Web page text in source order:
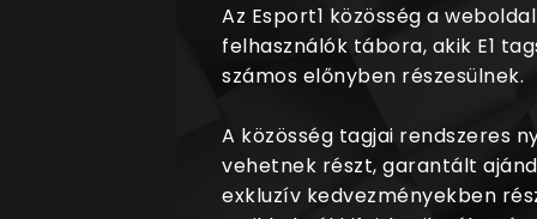
Az Esport1 közösség a
felhasználók tábora, akik E1
számos előnyben részesülnek.
A közösség tagjai rendszeres
vehetnek részt, garantált
exkluzív kedvezményekben